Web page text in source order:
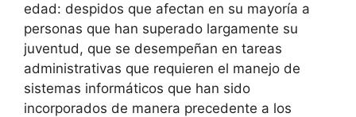
edad: despidos que afectan en su mayoría a
personas que han superado largamente su
juventud, que se desempeñan en tareas
administrativas que requieren el manejo de
sistemas informáticos que han sido
incorporados de manera precedente a los